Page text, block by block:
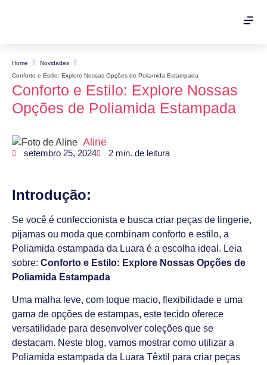
Home
Novidades
Conforto e Estilo: Explore Nossas Opções de Poliamida Estampada
Conforto e Estilo: Explore Nossas
Opções de Poliamida Estampada
Aline
setembro 25, 2024 2 min. de leitura
Introdução:
Se você é confeccionista e busca criar peças de lingerie,
pijamas ou moda que combinam conforto e estilo, a
Poliamida estampada da Luara é a escolha ideal. Leia
sobre: Conforto e Estilo: Explore Nossas Opções de
Poliamida Estampada
Uma malha leve, com toque macio, flexibilidade e uma
gama de opções de estampas, este tecido oferece
versatilidade para desenvolver coleções que se
destacam. Neste blog, vamos mostrar como utilizar a
Poliamida estampada da Luara Têxtil para criar peças